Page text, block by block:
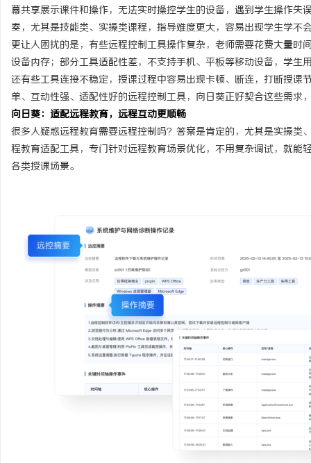
幕共享展示课件和操作，无法实时操控学生的设备，遇到学生操作
奏，尤其是技能类、实操类课程，指导难度更大，容易出现学生学不
更让人困扰的是，有些远程控制工具操作复杂，老师需要花费大量
设备内存；部分工具适配性差，不支持手机、平板等移动设备，学
还有些工具连接不稳定，授课过程中容易出现卡顿、断连，打断授
单、互动性强、适配性好的远程控制工具，向日葵正好契合这些需求
向日葵：适配远程教育，远程互动更顺畅
很多人疑惑远程教育需要远程控制吗？答案是肯定的，尤其是实操
程教育适配工具，专门针对远程教育场景优化，不用复杂调试，就
各类授课场景。